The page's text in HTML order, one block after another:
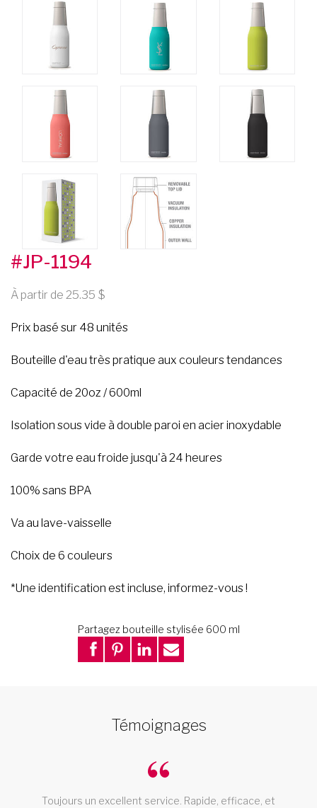
#JP-1194
À partir de 25.35
Prix basé sur 48 unités
Bouteille d'eau très pratique aux couleurs tendances
Capacité de 20oz / 600ml
Isolation sous vide à double paroi en acier inoxydable
Garde votre eau froide jusqu'à 24 heures
100% sans BPA
Va au lave-vaisselle
Choix de 6 couleurs
*Une identification est incluse, informez-vous !
Partagez bouteille stylisée 600 ml
Témoignages
Toujours un excellent service. Rapide, efficace, et